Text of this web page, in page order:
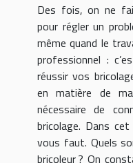
Des fois, on ne
pour régler un
même quand le
professionnel :
réussir vos
en matière de
nécessaire de
bricolage. Dans
vous faut. Quels
bricoleur ? On